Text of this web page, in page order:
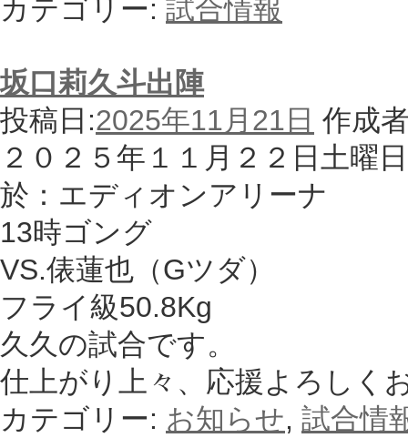
カテゴリー: 試合情報
坂口莉久斗出陣
投稿日:2025年11月21日 作成
２０２５年１１月２２日土曜日
於：エディオンアリーナ
13時ゴング
VS.俵蓮也（Gツダ）
フライ級50.8Kg
久久の試合です。
仕上がり上々、応援よろしく
カテゴリー: お知らせ, 試合情